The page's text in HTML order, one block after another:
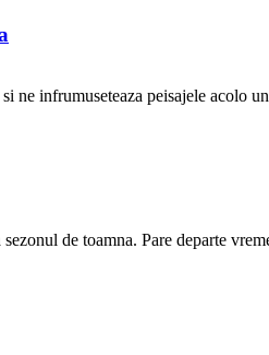
ne infrumuseteaza peisajele acolo
de toamna. Pare departe